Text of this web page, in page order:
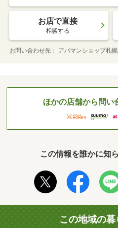
お店で直接
相談する
お問い合わせ先 アパマンショップ札
ほかの店舗から問い
この情報を誰かに知
この地域の